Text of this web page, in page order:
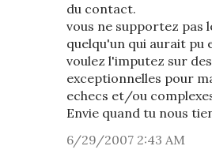
du contact.
vous ne supportez pas
quelqu'un qui aurait pu
voulez l'imputez sur
exceptionnelles pour
echecs et/ou
Envie quand tu nous
6/29/2007 2:43 AM